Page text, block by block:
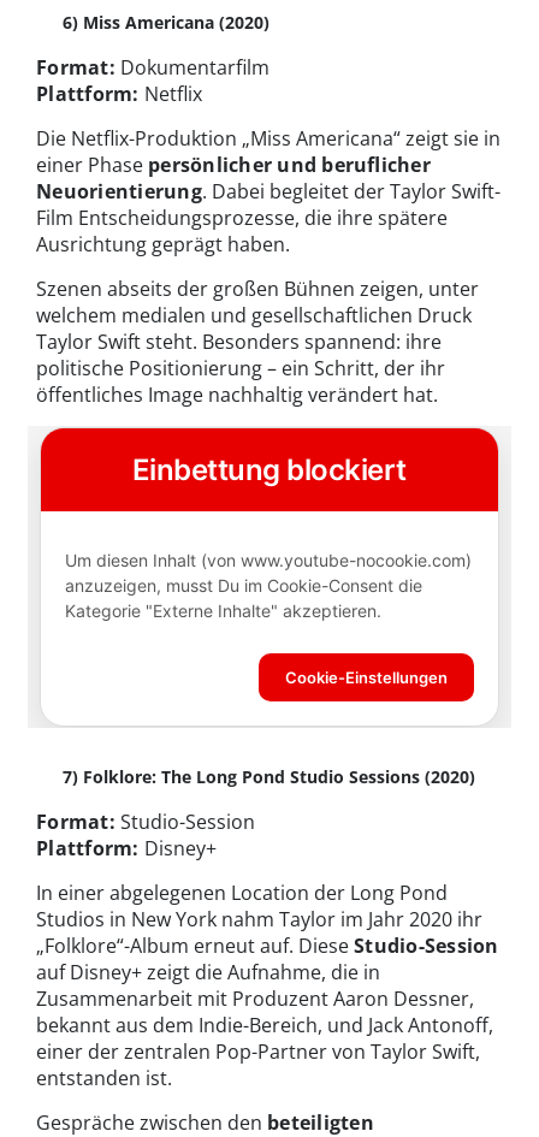
6) Miss Americana (2020)
Format: Dokumentarfilm
Plattform: Netflix
Die Netflix-Produktion „Miss Americana“ zeigt sie in
einer Phase persönlicher und beruflicher
Neuorientierung. Dabei begleitet der Taylor Swift-
Film Entscheidungsprozesse, die ihre spätere
Ausrichtung geprägt haben.
Szenen abseits der großen Bühnen zeigen, unter
welchem medialen und gesellschaftlichen Druck
Taylor Swift steht. Besonders spannend: ihre
politische Positionierung – ein Schritt, der ihr
öffentliches Image nachhaltig verändert hat.
7) Folklore: The Long Pond Studio Sessions (2020)
Format: Studio-Session
Plattform: Disney+
In einer abgelegenen Location der Long Pond
Studios in New York nahm Taylor im Jahr 2020 ihr
„Folklore“-Album erneut auf. DieseStudio-Session
auf Disney+ zeigt die Aufnahme, die in
Zusammenarbeit mit Produzent Aaron Dessner,
bekannt aus dem Indie-Bereich, und Jack Antonoff,
einer der zentralen Pop-Partner von Taylor Swift,
entstanden ist.
Gespräche zwischen den beteiligten